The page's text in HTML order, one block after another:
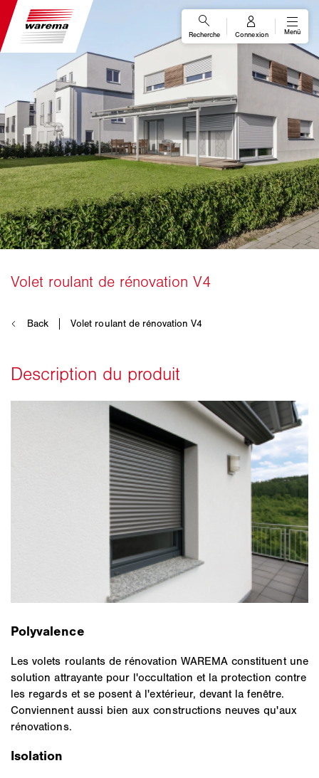
Polyvalence
Les volets roulants de rénovation WAREMA constituent une
solution attrayante pour l'occultation et la protection contre
les regards et se posent à l'extérieur, devant la fenêtre.
Conviennent aussi bien aux constructions neuves qu'aux
rénovations.
Isolation